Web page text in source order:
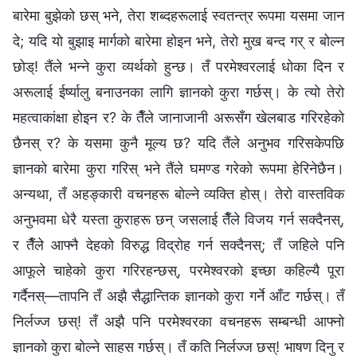
बारेमा बुझेको छस् भने, तेरा शब्दहरूलाई स्वतन्त्र रूपमा यसमा जान
दे; यदि यो बुझाइ मार्गको बारेमा होइन भने, तेरो मुख बन्द गर् र बोल्‍न
छोड्! तैंले भन्ने कुरा व्यर्थको हुन्छ। तँ परमेश्‍वरलाई धोका दिन र
अरूलाई ईर्ष्यालु बनाउनका लागि ज्ञानको कुरा गर्छस्। के त्यो तेरो
महत्वाकांक्षा होइन र? के तैँले जानाजानी अरूसँग खेलबाड गरिरहेको
छैनस् र? के यसमा कुनै मूल्य छ? यदि तैंले अनुभव गरिसकेपछि
ज्ञानको बारेमा कुरा गरिस् भने तैंले घमण्ड गरेको रूपमा हेरिनेछैन।
अन्यथा, तँ अहङ्कारी वचनहरू बोल्ने व्यक्ति होस्। तेरो वास्तविक
अनुभवमा धेरै यस्ता कुराहरू छन् जसलाई तैँले विजय गर्न सक्दैनस्,
र तैँले आफ्नै देहको विरुद्ध विद्रोह गर्न सक्दैनस्; तँ जहिले पनि
आफूले चाहेको कुरा गरिरहन्छस्, परमेश्‍वरको इच्छा कहिल्यै पूरा
गर्दैनस्—तापनि तँ अझै सैद्धान्तिक ज्ञानको कुरा गर्ने आँट गर्छस्। तँ
निर्लज्ज छस्! तँ अझै पनि परमेश्‍वरका वचनहरू सम्बन्धी आफ्नो
ज्ञानको कुरा बोल्ने साहस गर्छस्। तँ कति निर्लज्ज छस्! भाषण दिनु र